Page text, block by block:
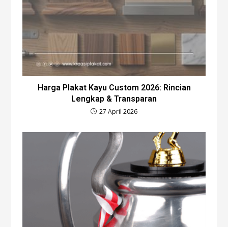
Harga Plakat Kayu Custom 2026: Rincian
Lengkap & Transparan
27 April 2026